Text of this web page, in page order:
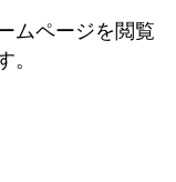
ムページを閲覧
。